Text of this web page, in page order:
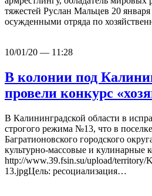
тяжестей Руслан Мальцев 20 января
осужденными отряда по
10/01/20 — 11:28
В колонии под
провели конкурс
В Калининградской области в
строгого режима №13, что в
Багратионовского городского
культурно-массовые и кулинарные
http://www.39.fsin.su/upload/
13.jpgЦель: ресоциализация…